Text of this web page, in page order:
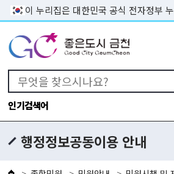
본문 바로가기
이 누리집은 대한민국 공식 전자정부
인기검색어
행정정보공동이용 안내